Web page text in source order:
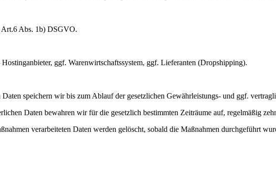
Art.6 Abs. 1b) DSGVO.
Hostinganbieter, ggf. Warenwirtschaftssystem, ggf. Lieferanten (Dropshipping).
speichern wir bis zum Ablauf der gesetzlichen Gewährleistungs- und ggf.
Daten bewahren wir für die gesetzlich bestimmten Zeiträume auf, regelmäßig
verarbeiteten Daten werden gelöscht, sobald die Maßnahmen durchgeführt